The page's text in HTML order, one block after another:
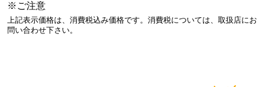
※ご注意
上記表示価格は、消費税込み価格です。消費税については、取扱店にお
問い合わせ下さい。